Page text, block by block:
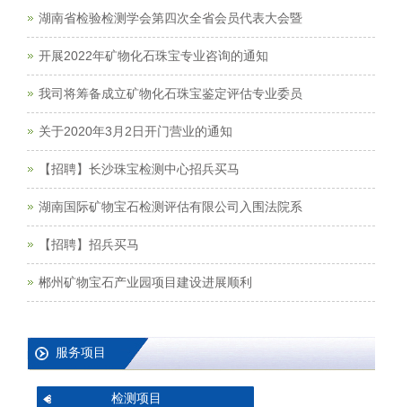
湖南省检验检测学会第四次全省会员代表大会暨
开展2022年矿物化石珠宝专业咨询的通知
我司将筹备成立矿物化石珠宝鉴定评估专业委员
关于2020年3月2日开门营业的通知
【招聘】长沙珠宝检测中心招兵买马
湖南国际矿物宝石检测评估有限公司入围法院系
【招聘】招兵买马
郴州矿物宝石产业园项目建设进展顺利
服务项目
检测项目